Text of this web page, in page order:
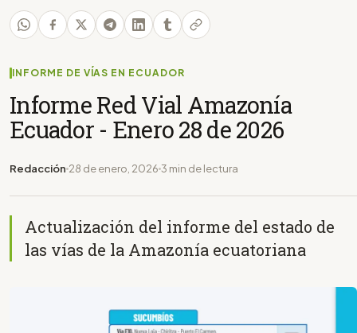
INFORME DE VÍAS EN ECUADOR
Informe Red Vial Amazonía
Ecuador - Enero 28 de 2026
Redacción 28 de enero, 2026 3 min de lectura
Actualización del informe del estado de
las vías de la Amazonía ecuatoriana